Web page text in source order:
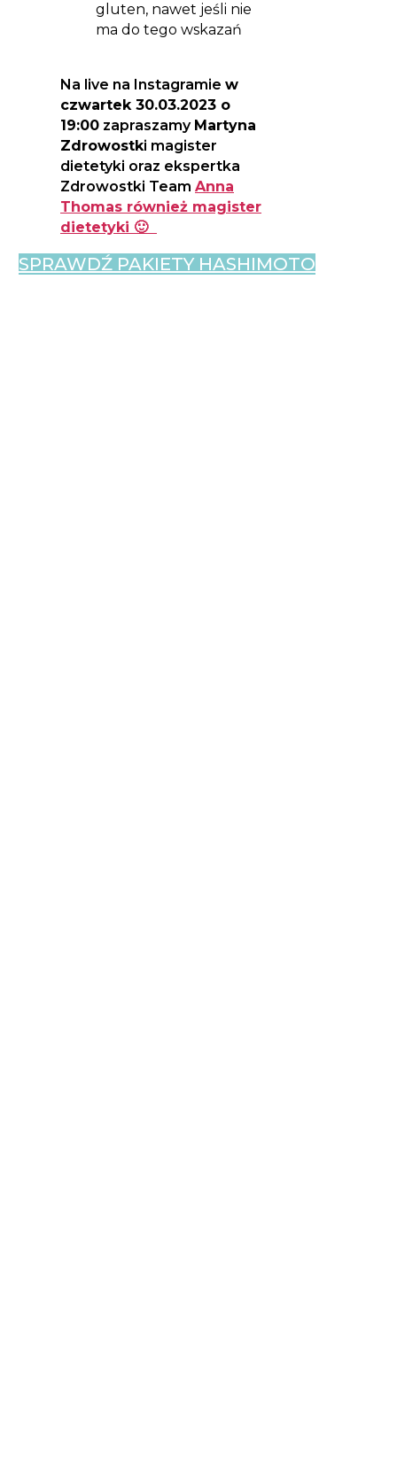
gluten, nawet jeśli nie
ma do tego wskazań
Na live na Instagramie w
czwartek 30.03.2023 o
19:00 zapraszamy Martyna
Zdrowostki magister
dietetyki oraz ekspertka
Zdrowostki Team Anna
Thomas również magister
dietetyki 🙂
SPRAWDŹ PAKIETY HASHIMOTO